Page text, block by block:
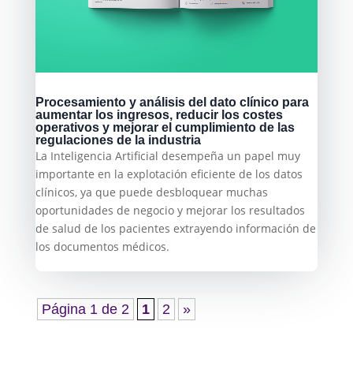
Procesamiento y análisis del dato clínico para
aumentar los ingresos, reducir los costes
operativos y mejorar el cumplimiento de las
regulaciones de la industria
La Inteligencia Artificial desempeña un papel muy
importante en la explotación eficiente de los datos
clínicos, ya que puede desbloquear muchas
oportunidades de negocio y mejorar los resultados
de salud de los pacientes extrayendo información de
los documentos médicos.
Página 1 de 2 1 2 »